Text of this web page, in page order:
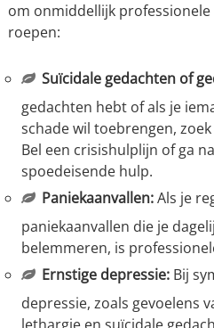
om onmiddellijk
roepen:
Suïcidale gedachten of
gedachten hebt of als je
schade wil toebrengen,
Bel een crisishulplijn of ga
spoedeisende hulp.
Paniekaanvallen:Als je
paniekaanvallen die je
belemmeren, is
Ernstige depressie:Bij
depressie, zoals gevoelens